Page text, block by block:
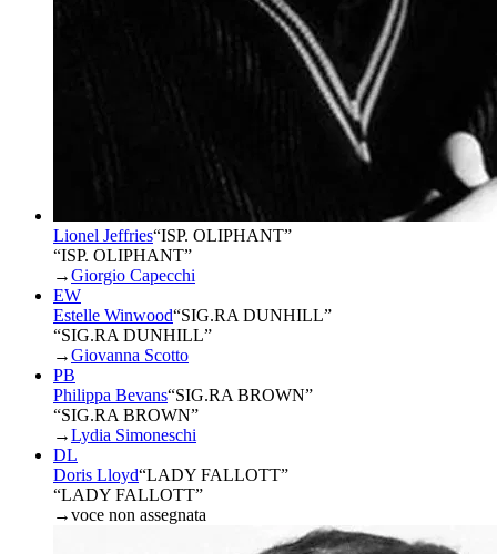
Lionel Jeffries“ISP. OLIPHANT”
“ISP. OLIPHANT”
→Giorgio Capecchi
EW
Estelle Winwood“SIG.RA DUNHILL”
“SIG.RA DUNHILL”
→Giovanna Scotto
PB
Philippa Bevans“SIG.RA BROWN”
“SIG.RA BROWN”
→Lydia Simoneschi
DL
Doris Lloyd“LADY FALLOTT”
“LADY FALLOTT”
→voce non assegnata